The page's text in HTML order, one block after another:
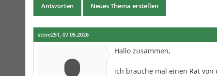
Antworten Neues Thema erstellen
steve251, 07.05.2026
Hallo zusammen,
ich brauche mal einen Rat von